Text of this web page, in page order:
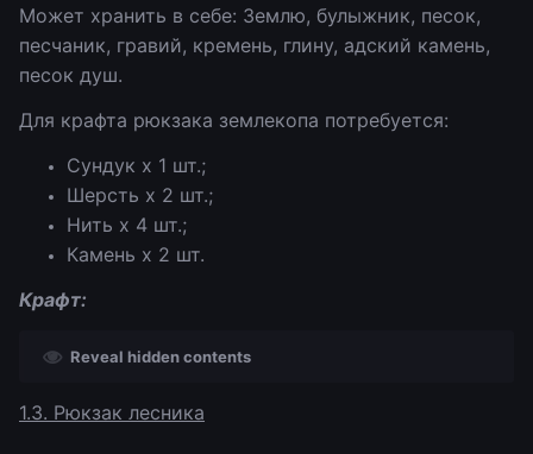
Может хранить в себе: Землю, булыжник, песок,
песчаник, гравий, кремень, глину, адский камень,
песок душ.
Для крафта рюкзака землекопа потребуется:
Сундук х 1 шт.;
Шерсть х 2 шт.;
Нить х 4 шт.;
Камень х 2 шт.
Крафт:
Reveal hidden contents
1.3. Рюкзак лесника